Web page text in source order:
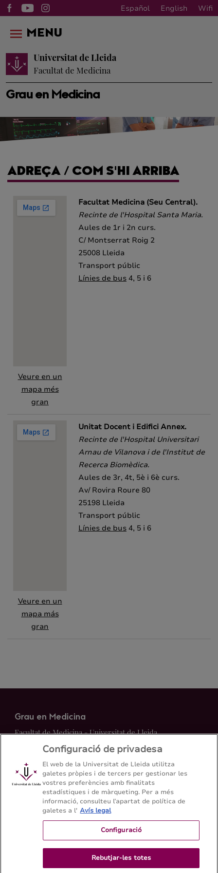
Español English Wifi
Grau en Medicina
Universitat de Lleida
Facultat de Medicina
MENU
ADREÇA / COM S'HI ARRIBA
Veure en un
mapa més
gran
Facultat Medicina (Seu Central).
Recinte de l'Hospital Santa Maria.
Aules de 1r i 2n curs.
C/ Montserrat Roig 2
25008 Lleida
Transport públic
Línies de bus 4, 5 i 6
Veure en un
mapa más
gran
Unitat Docent i Edifici Annex.
Recinte de l'Hospital Universitari
Arnau de Vilanova i de l'Institut de
Recerca Biomèdica.
Aules de 3r, 4t, 5è i 6è curs.
Av/ Rovira Roure 80
25198 Lleida
Transport públic
Línies de bus 4, 5 i 6
Grau en Medicina
Facultat de Medicina - Universitat de Lleida
Mapa del web Contacte
973 70 24 00
Configuració de privadesa
El web de la Universitat de Lleida utilitza
galetes pròpies i de tercers per gestionar les
vostres preferències amb finalitats
estadístiques i de màrqueting. Per a més
informació, consulteu l’apartat de política de
galetes a l' Avís legal
Configuració
Rebutjar-les totes